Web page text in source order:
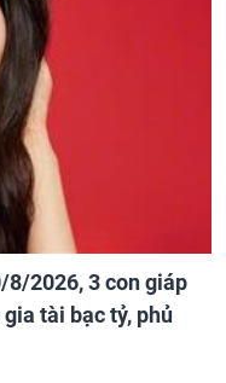
8/2026, 3 con giáp
tài bạc tỷ, phủ